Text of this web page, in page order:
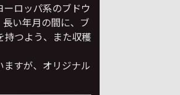
ロッパ系のブドウ
い年月の間に、ブ
持つよう、また収穫
すが、オリジナル